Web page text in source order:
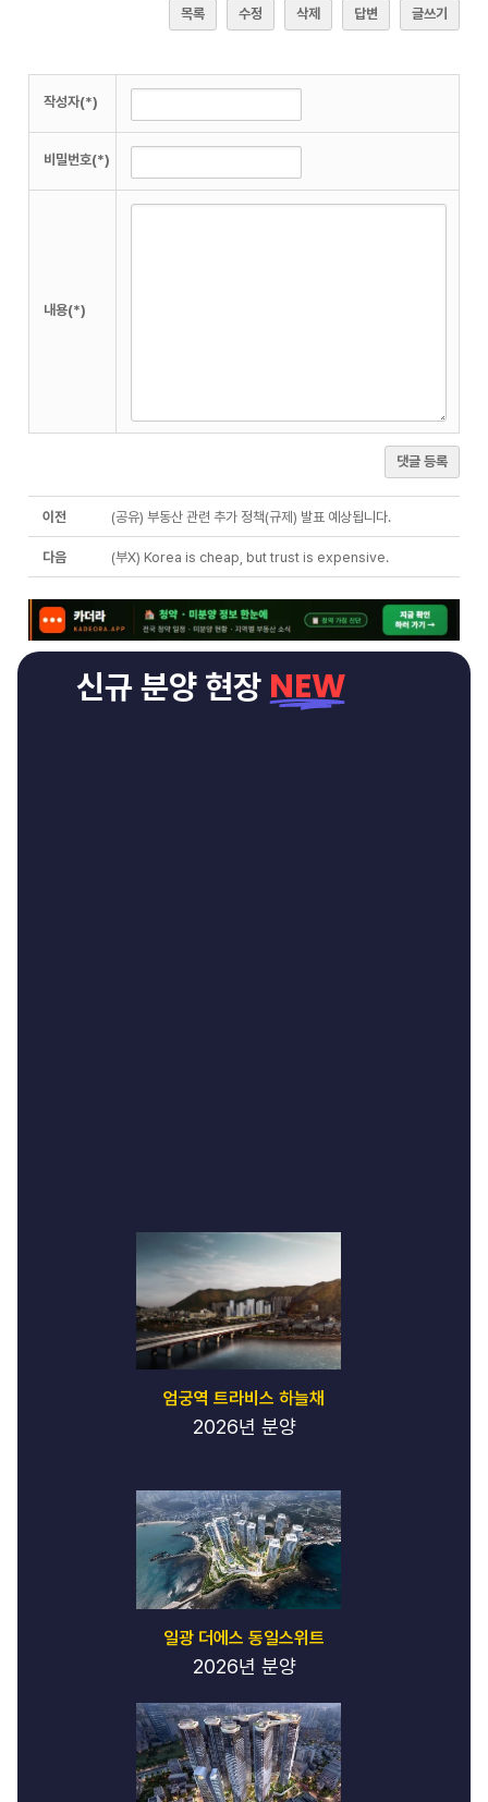
목록 수정 삭제 답변 글쓰기
작성자(*)
비밀번호(*)
내용(*)
댓글 등록
이전 (공유) 부동산 관련 추가 정책(규제) 발표 예상됩니다.
다음 (부X) Korea is cheap, but trust is expensive.
신규 분양 현장 NEW
엄궁역 트라비스 하늘채
2026년 분양
일광 더에스 동일스위트
2026년 분양